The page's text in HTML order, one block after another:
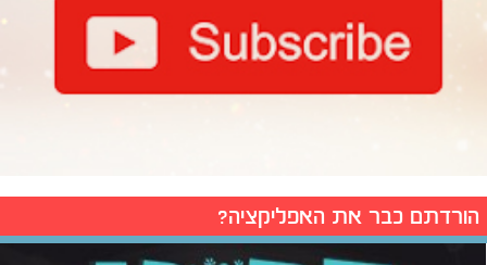
הורדתם כבר את האפליקציה?